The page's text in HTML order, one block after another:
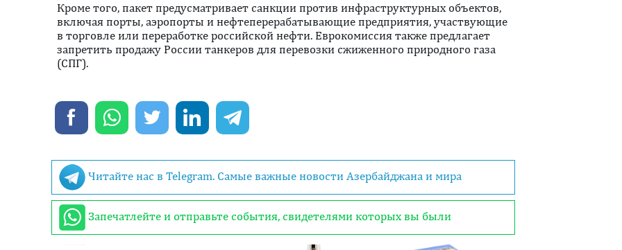
Кроме того, пакет предусматривает санкции против инфраструктурных объектов,
включая порты, аэропорты и нефтеперерабатывающие предприятия, участвующие
в торговле или переработке российской нефти. Еврокомиссия также предлагает
запретить продажу России танкеров для перевозки сжиженного природного газа
(СПГ).
Читайте нас в Telegram. Самые важные новости Азербайджана и мира
Запечатлейте и отправьте события, свидетелями которых вы были